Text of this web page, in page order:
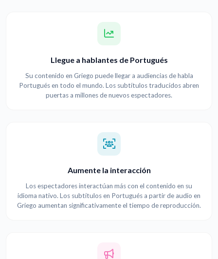
Llegue a hablantes de Portugués
Su contenido en Griego puede llegar a audiencias de habla
Portugués en todo el mundo. Los subtítulos traducidos abren
puertas a millones de nuevos espectadores.
Aumente la interacción
Los espectadores interactúan más con el contenido en su
idioma nativo. Los subtítulos en Portugués a partir de audio en
Griego aumentan significativamente el tiempo de reproducción.